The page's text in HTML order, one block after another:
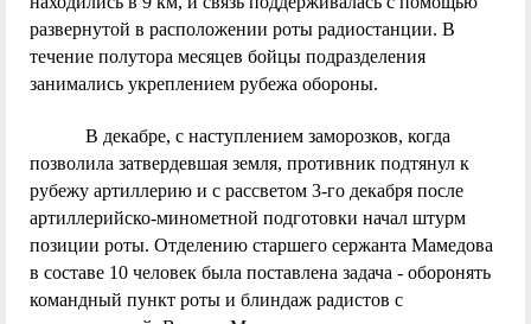
развернутой в расположении роты радиостанции. В
течение полутора месяцев бойцы подразделения
занимались укреплением рубежа обороны.
В декабре, с наступлением заморозков, когда
позволила затвердевшая земля, противник подтянул к
рубежу артиллерию и с рассветом 3-го декабря после
артиллерийско-минометной подготовки начал штурм
позиции роты. Отделению старшего сержанта Мамедова
в составе 10 человек была поставлена задача - оборонять
командный пункт роты и блиндаж радистов с